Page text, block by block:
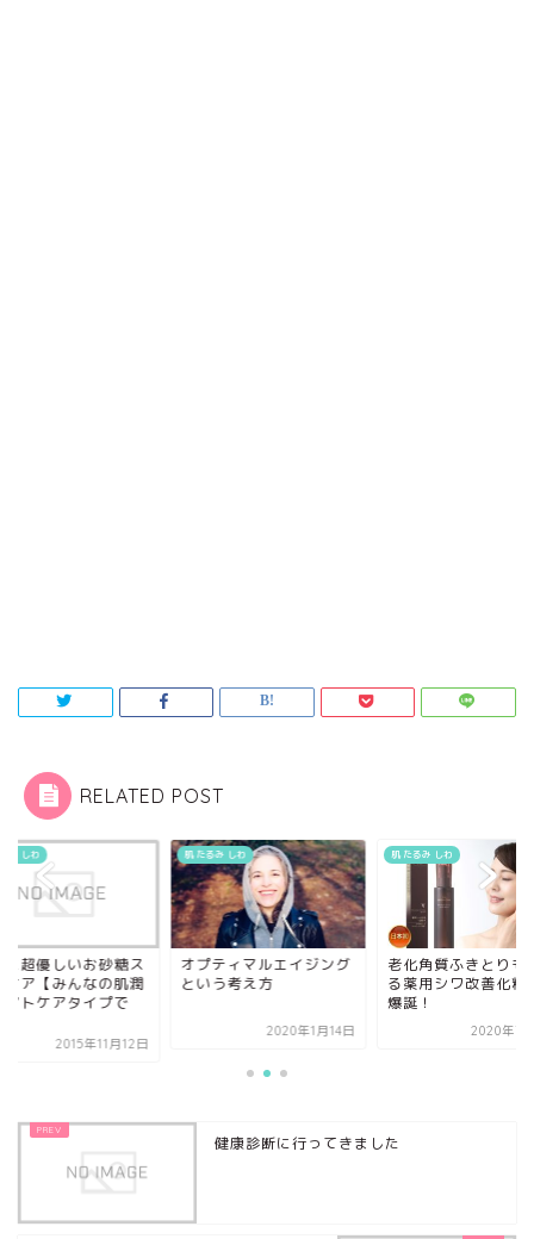
RELATED POST
み しわ
に超優しいお砂糖ス
ケア【みんなの肌潤
アトケアタイプで
2015年11月12日
肌 たるみ しわ
オプティマルエイジング
という考え方
2020年1月14日
肌 たるみ しわ
老化角質ふきとりも
る薬用シワ改善化粧
爆誕！
2020年7
健康診断に行ってきました